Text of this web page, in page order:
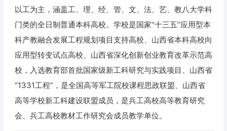
以工为主，涵盖工、理、经、管、文、法、艺、教八大学科
门类的全日制普通本科高校。学校是国家“十三五”应用型本
科产教融合发展工程规划项目支持高校、山西省本科高校向
应用型转变试点高校、山西省深化创新创业教育改革示范高
校，入选教育部首批国家级新工科研究与实践项目、山西省
“1331工程”，是全国高等军工院校课程思政联盟、山西省
高等学校新工科建设联盟成员，是兵工高校高等教育研究
会、兵工高校教材工作研究会成员教学单位。